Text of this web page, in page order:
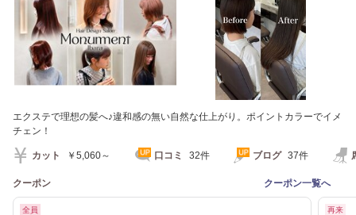
エクステで理想の髪へ♪違和感の無い自然な仕上がり。ポイントカラーでイメ
チェン！
カット ￥5,060～ 口コミ 32件 ブログ 37件
クーポン クーポン一覧へ
全員 再来